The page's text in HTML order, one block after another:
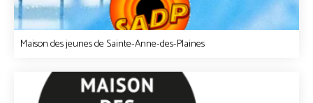
Maison des jeunes de Sainte-Anne-des-Plaines